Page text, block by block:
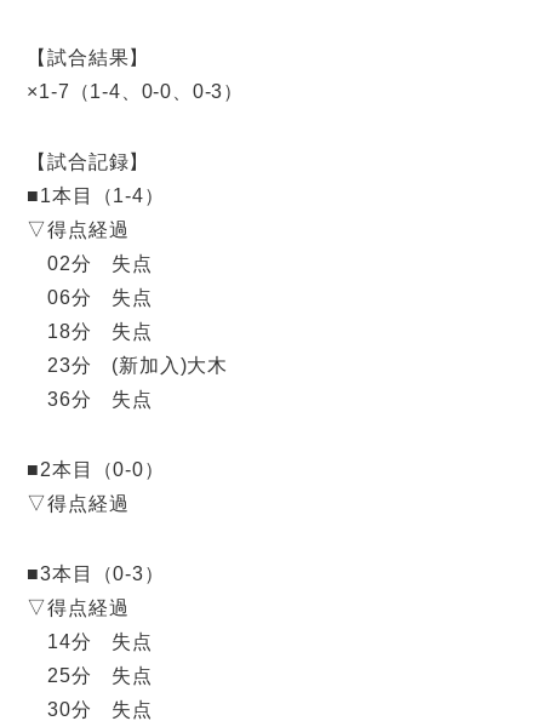
【試合結果】
×1-7（1-4、0-0、0-3）
【試合記録】
■1本目（1-4）
▽得点経過
02分 失点
06分 失点
18分 失点
23分 (新加入)大木
36分 失点
■2本目（0-0）
▽得点経過
■3本目（0-3）
▽得点経過
14分 失点
25分 失点
30分 失点